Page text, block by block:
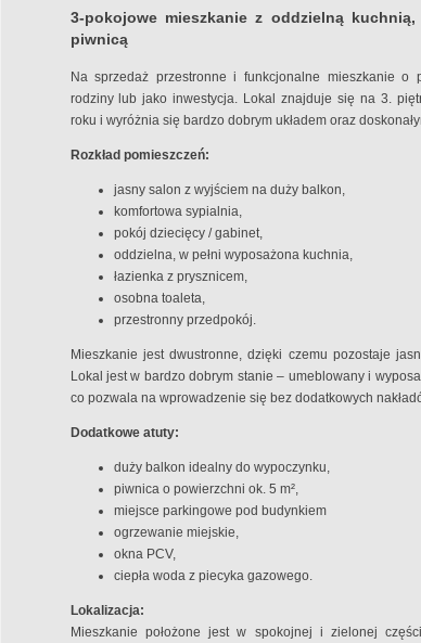
3-pokojowe mieszkanie z oddzielną
piwnicą
Na sprzedaż przestronne i funkcjonalne mieszkanie o
rodziny lub jako inwestycja. Lokal znajduje się na 3.
roku i wyróżnia się bardzo dobrym układem oraz
Rozkład pomieszczeń:
jasny salon z wyjściem na duży balkon,
komfortowa sypialnia,
pokój dziecięcy / gabinet,
oddzielna, w pełni wyposażona kuchnia,
łazienka z prysznicem,
osobna toaleta,
przestronny przedpokój.
Mieszkanie jest dwustronne, dzięki czemu pozostaje
Lokal jest w bardzo dobrym stanie – umeblowany i
co pozwala na wprowadzenie się bez dodatkowych
Dodatkowe atuty:
duży balkon idealny do wypoczynku,
piwnica o powierzchni ok. 5 m²,
miejsce parkingowe pod budynkiem
ogrzewanie miejskie,
okna PCV,
ciepła woda z piecyka gazowego.
Lokalizacja:
Mieszkanie położone jest w spokojnej i zielonej